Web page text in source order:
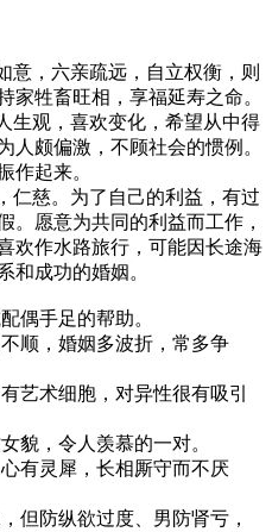
意，六亲疏远，自立权衡，则
家牲畜旺相，享福延寿之命。
生观，喜欢变化，希望从中得
人颇偏激，不顾社会的惯例。
作起来。
仁慈。为了自己的利益，有过
。愿意为共同的利益而工作，
欢作水路旅行，可能因长途海
和成功的婚姻。
偶手足的帮助。
顺，婚姻多波折，常多争
艺术细胞，对异性很有吸引
貌，令人羡慕的一对。
有灵犀，长相厮守而不厌
但防纵欲过度、男防肾亏，